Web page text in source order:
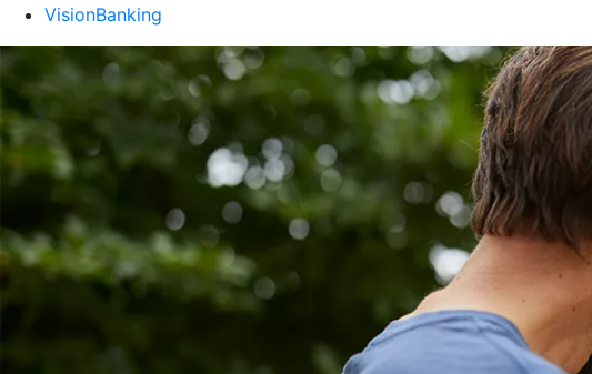
VisionBanking